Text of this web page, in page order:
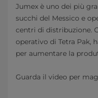
Jumex è uno dei più
succhi del Messico e
centri di distribuzione.
operativo di Tetra Pak,
per aumentare la
Guarda il video per